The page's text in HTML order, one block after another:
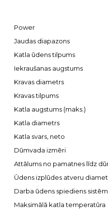
Power
Jaudas diapazons
Katla ūdens tilpums
Iekraušanas augstums
Kravas diametrs
Kravas tilpums
Katla augstums (maks.)
Katla diametrs
Katla svars, neto
Dūmvada izmēri
Attālums no pamatnes līdz
Ūdens izplūdes atveru
Darba ūdens spiediens
Maksimālā katla temperatūra